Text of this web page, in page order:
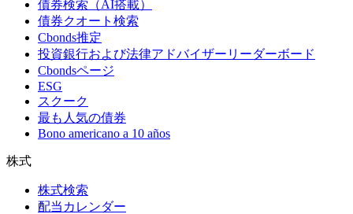
債券検索（AI搭載）
債券クオート検索
Cbonds推定
投資銀行および法律アドバイザーリーダーボード
Cbondsページ
ESG
スクーク
最も人気の債券
Bono americano a 10 años
株式
株式検索
配当カレンダー